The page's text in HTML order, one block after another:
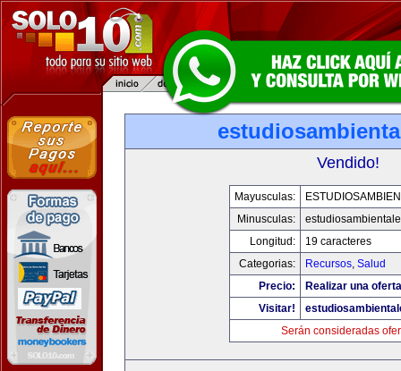
Vendido!
Mayusculas:
Minusculas:
Longitud:
19 caracteres
Categorias:
Recursos, Salud
Precio:
Realizar una
Visitar!
Serán consideradas